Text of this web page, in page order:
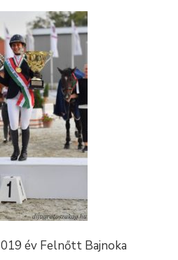
év Felnőtt Bajnoka